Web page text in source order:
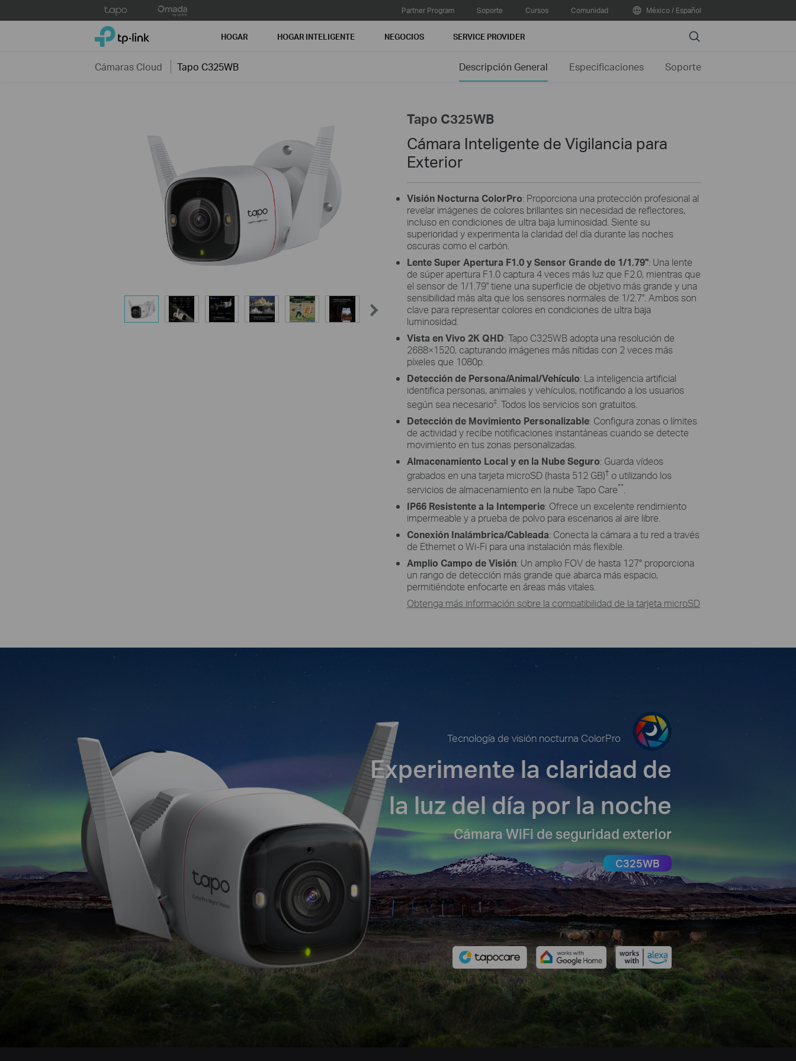
to
Partner Program Soporte Cursos Comunidad México / Español
TP-Link, Reliably Smart HOGAR HOGAR INTELIGENTE NEGOCIOS SERVICE PROVIDER Search
Cámaras Cloud Tapo C325WB Descripción General Especificaciones Soporte
Tapo C325WB
Cámara Inteligente de Vigilancia para
Exterior
Visión Nocturna ColorPro: Proporciona una protección profesional al
revelar imágenes de colores brillantes sin necesidad de reflectores,
incluso en condiciones de ultra baja luminosidad. Siente su
superioridad y experimenta la claridad del día durante las noches
oscuras como el carbón.
Lente Super Apertura F1.0 y Sensor Grande de 1/1.79'': Una lente
de súper apertura F1.0 captura 4 veces más luz que F2.0, mientras que
el sensor de 1/1.79'' tiene una superficie de objetivo más grande y una
sensibilidad más alta que los sensores normales de 1/2.7''. Ambos son
clave para representar colores en condiciones de ultra baja
luminosidad.
Vista en Vivo 2K QHD: Tapo C325WB adopta una resolución de
2688×1520, capturando imágenes más nítidas con 2 veces más
píxeles que 1080p.
Detección de Persona/Animal/Vehículo: La inteligencia artificial
identifica personas, animales y vehículos, notificando a los usuarios
según sea necesario‡ . Todos los servicios son gratuitos.
Detección de Movimiento Personalizable: Configura zonas o límites
de actividad y recibe notificaciones instantáneas cuando se detecte
movimiento en tus zonas personalizadas.
Almacenamiento Local y en la Nube Seguro: Guarda vídeos
grabados en una tarjeta microSD (hasta 512 GB)† o utilizando los
servicios de almacenamiento en la nube Tapo Care**.
IP66 Resistente a la Intemperie: Ofrece un excelente rendimiento
impermeable y a prueba de polvo para escenarios al aire libre.
Conexión Inalámbrica/Cableada: Conecta la cámara a tu red a través
de Ethernet o Wi-Fi para una instalación más flexible.
Amplio Campo de Visión: Un amplio FOV de hasta 127° proporciona
un rango de detección más grande que abarca más espacio,
permitiéndote enfocarte en áreas más vitales.
Obtenga más información sobre la compatibilidad de la tarjeta microSD
Tecnología de visión nocturna ColorPro
Experimente la claridad de
la luz del día por la noche
Cámara WiFi de seguridad exterior
C325WB